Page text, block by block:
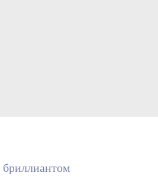
бриллиантом